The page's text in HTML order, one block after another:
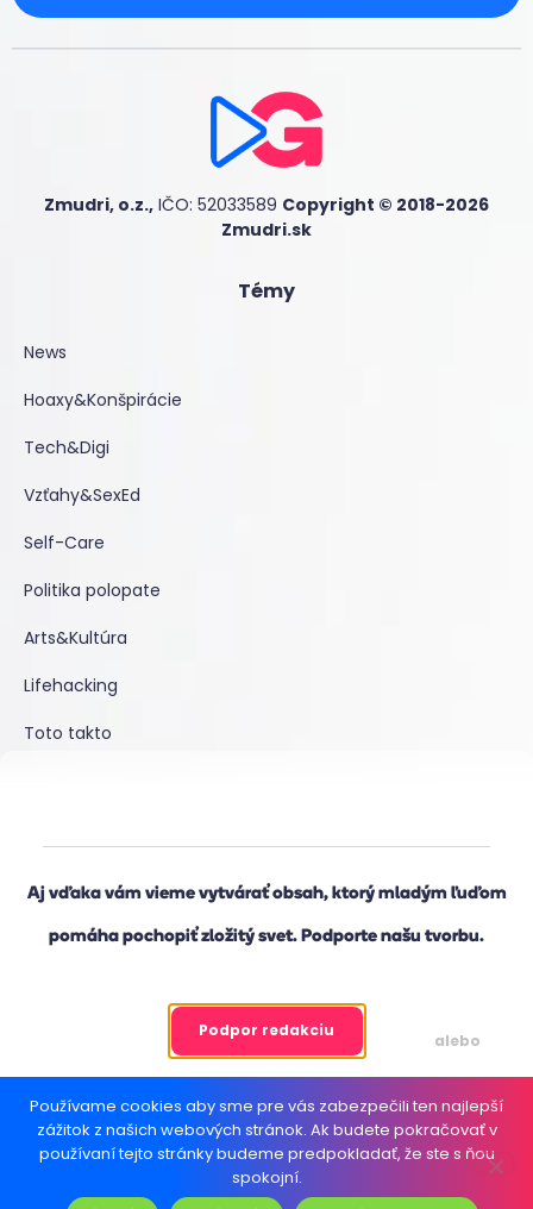
Zmudri, o.z., IČO: 52033589 Copyright © 2018-2026
Zmudri.sk
Témy
News
Hoaxy&Konšpirácie
Tech&Digi
Vzťahy&SexEd
Self-Care
Politika polopate
Arts&Kultúra
Lifehacking
Toto takto
Podporujú nás
Podmienky používania
Informácie o cookies
Súhlas so zasielaním reklamných materiálov
Používame cookies aby sme pre vás zabezpečili ten najlepší
zážitok z našich webových stránok. Ak budete pokračovať v
používaní tejto stránky budeme predpokladať, že ste s ňou
spokojní.
Aj vďaka vám vieme vytvárať obsah, ktorý mladým ľuďom
pomáha pochopiť zložitý svet. Podporte našu tvorbu.
Podpor redakciu alebo
Načítať článok ďalej